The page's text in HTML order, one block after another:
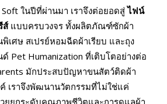
ในปีที่ผ่านมา เราจึงต่อยอดสู่ไฟน์
ส์แบบครบวงจร ทั้งผลิตภัณฑ์ซักผ้า
เศษ สเปรย์หอมฉีดผ้าเรียบ และถุง
Pet Humanization ที่เติบโตอย่างต่อ
มักประสบปัญหาขนสัตว์ติดผ้า
เราจึงพัฒนานวัตกรรมที่ไม่ใช่แค่